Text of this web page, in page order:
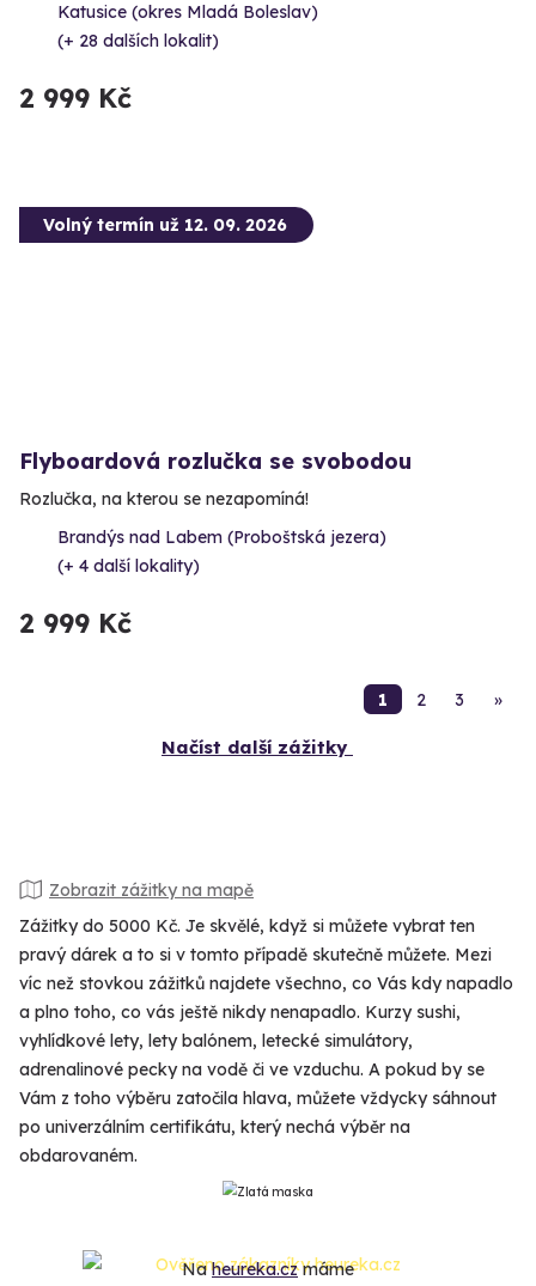
Katusice (okres Mladá Boleslav)
(+ 28 dalších lokalit)
2 999 Kč
Volný termín už 12. 09. 2026
Flyboardová rozlučka se svobodou
Rozlučka, na kterou se nezapomíná!
Brandýs nad Labem (Proboštská jezera)
(+ 4 další lokality)
2 999 Kč
1 2 3 »
Načíst další zážitky
Zobrazit zážitky na mapě
Zážitky do 5000 Kč. Je skvělé, když si můžete vybrat ten
pravý dárek a to si v tomto případě skutečně můžete. Mezi
víc než stovkou zážitků najdete všechno, co Vás kdy napadlo
a plno toho, co vás ještě nikdy nenapadlo. Kurzy sushi,
vyhlídkové lety, lety balónem, letecké simulátory,
adrenalinové pecky na vodě či ve vzduchu. A pokud by se
Vám z toho výběru zatočila hlava, můžete vždycky sáhnout
po univerzálním certifikátu, který nechá výběr na
obdarovaném.
Naheureka.czmáme